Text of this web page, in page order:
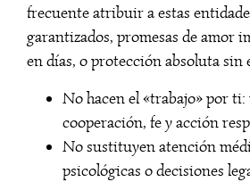
frecuente atribuir a estas
garantizados, promesas de amor
en días, o protección absoluta sin
No hacen el «trabajo» por
cooperación, fe y acción
No sustituyen atención
psicológicas o decisiones